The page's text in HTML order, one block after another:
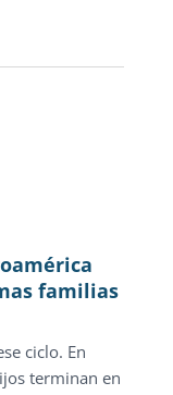
familias
ciclo. En
terminan en